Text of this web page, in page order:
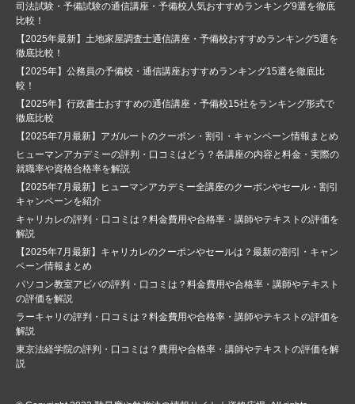
司法試験・予備試験の通信講座・予備校人気おすすめランキング9選を徹底
比較！
【2025年最新】土地家屋調査士通信講座・予備校おすすめランキング5選を
徹底比較！
【2025年】公務員の予備校・通信講座おすすめランキング15選を徹底比
較！
【2025年】行政書士おすすめの通信講座・予備校15社をランキング形式で
徹底比較
【2025年7月最新】アガルートのクーポン・割引・キャンペーン情報まとめ
ヒューマンアカデミーの評判・口コミはどう？各講座の内容と料金・実際の
就職率や資格合格率を解説
【2025年7月最新】ヒューマンアカデミー全講座のクーポンやセール・割引
キャンペーンを紹介
キャリカレの評判・口コミは？料金費用や合格率・講師やテキストの評価を
解説
【2025年7月最新】キャリカレのクーポンやセールは？最新の割引・キャン
ペーン情報まとめ
パソコン教室アビバの評判・口コミは？料金費用や合格率・講師やテキスト
の評価を解説
ラーキャリの評判・口コミは？料金費用や合格率・講師やテキストの評価を
解説
東京法経学院の評判・口コミは？費用や合格率・講師やテキストの評価を解
説